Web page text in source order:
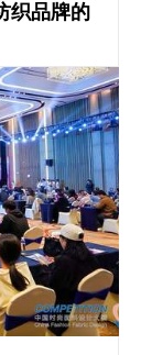
织品牌的